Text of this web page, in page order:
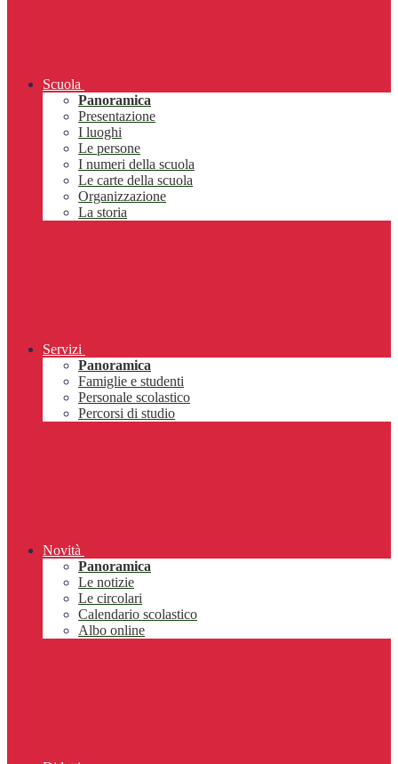
Scuola
Panoramica
Presentazione
I luoghi
Le persone
I numeri della scuola
Le carte della scuola
Organizzazione
La storia
Servizi
Panoramica
Famiglie e studenti
Personale scolastico
Percorsi di studio
Novità
Panoramica
Le notizie
Le circolari
Calendario scolastico
Albo online